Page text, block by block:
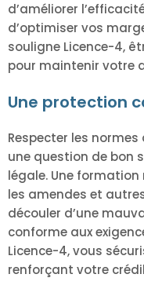
d’améliorer
d’optimiser vos
souligne Licence-4,
pour maintenir votre
Une protection
Respecter les normes
une question de bon
légale. Une
les amendes et
découler d’une
conforme aux
Licence-4, vous
renforçant votre